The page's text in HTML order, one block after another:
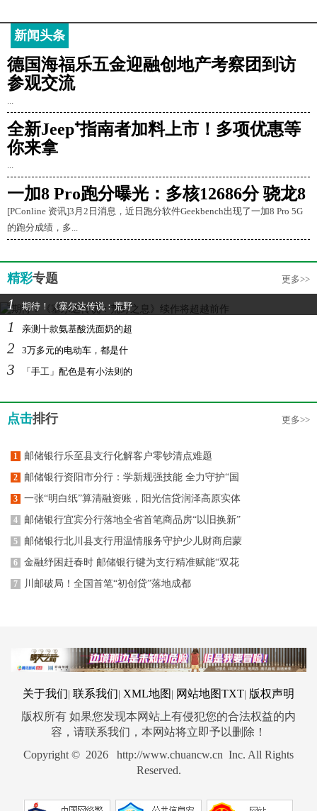
新闻头条
德国海福乐五金迎融创地产考察团到访
参观交流
...
全新Jeep⁺指南者加料上市！多项优惠等
你来拿
...
一加8 Pro跑分曝光：多核12686分 骁龙8
[PConline 资讯]3月2日消息，近日跑分软件Geekbench出现了一加8 Pro 5G
的跑分成绩，多...
精彩专题 更多>>
1 期待！《塞尔达传说：荒野
1 亲测十款氨基酸洗面奶的超
2 3万多元的电动车，都是什
3 「手工」配色是有小法则的
点击排行 更多>>
1 邮储银行乐至县支行化解客户零钞清点难题
2 邮储银行资阳市分行：学新规强技能 全力守护“国
3 一张“明白纸”算清融资账，阳光信贷润泽高原实体
4 邮储银行宜宾分行落地全省首笔商品房“以旧换新”
5 邮储银行北川县支行用温情服务守护少儿财商启蒙
6 金融纾困赶春时 邮储银行犍为支行精准赋能“双花
7 川邮破局！全国首笔“初创贷”落地成都
关于我们 联系我们 XML地图 网站地图TXT 版权声明
版权所有 如果您发现本网站上有侵犯您的合法权益的内
容，请联系我们，本网站将立即予以删除！
Copyright © 2026 http://www.chuancw.cn Inc. All Rights
Reserved.